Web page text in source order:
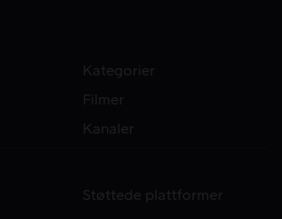
Kategorier
Filmer
Kanaler
Støttede plattformer